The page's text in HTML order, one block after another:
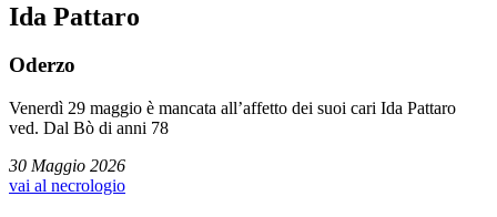
Ida Pattaro
Oderzo
Venerdì 29 maggio è mancata all’affetto dei suoi cari Ida Pattaro
ved. Dal Bò di anni 78
30 Maggio 2026
vai al necrologio